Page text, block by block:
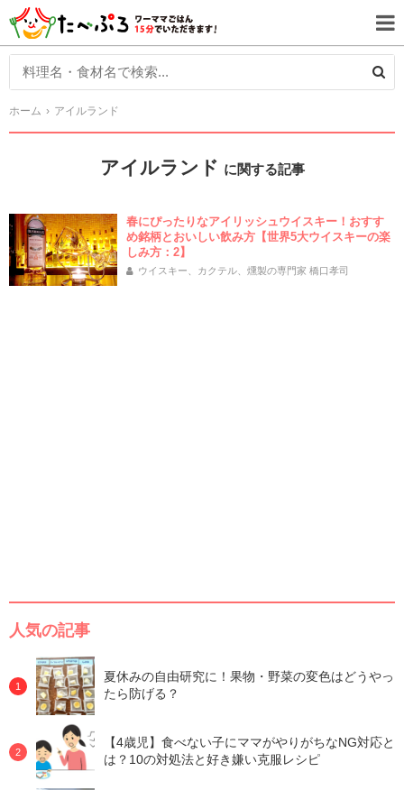
ホーム アイルランド
アイルランド に関する記事
春にぴったりなアイリッシュウイスキー！おすす
め銘柄とおいしい飲み方【世界5大ウイスキーの楽
しみ方：2】
ウイスキー、カクテル、燻製の専門家 橋口孝司
人気の記事
夏休みの自由研究に！果物・野菜の変色はどうやっ
たら防げる？
【4歳児】食べない子にママがやりがちなNG対応と
は？10の対処法と好き嫌い克服レシピ